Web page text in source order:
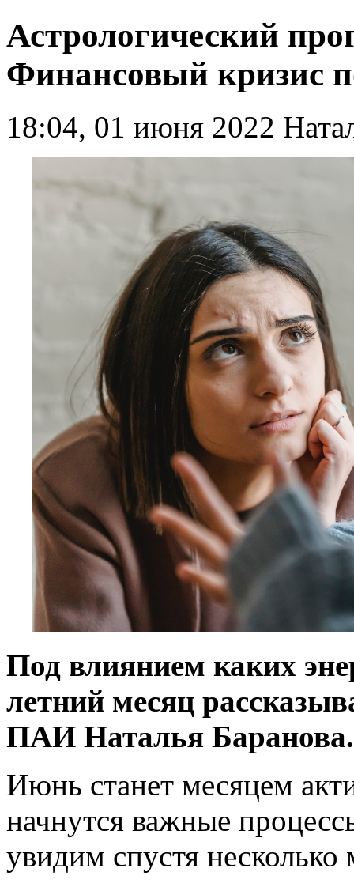
Астрологический
Финансовый кризис
18:04, 01 июня 2022
Под влиянием каких
летний месяц
ПАИ Наталья Баранова.
Июнь станет месяцем
начнутся важные
увидим спустя несколько